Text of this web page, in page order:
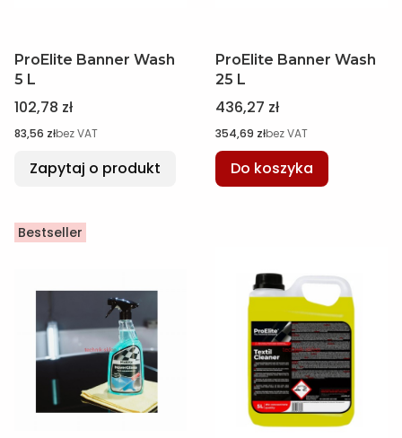
ProElite Banner Wash
5 L
Cena
102,78 zł
Cena
83,56 złbez VAT
Zapytaj o produkt
ProElite Banner Wash
25 L
Cena
436,27 zł
Cena
354,69 złbez VAT
Do koszyka
Bestseller